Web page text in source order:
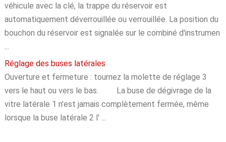
véhicule avec la clé, la trappe du réservoir est
automatiquement déverrouillée ou verrouillée. La position du
bouchon du réservoir est signalée sur le combiné d'instrumen
Réglage des buses latérales
Ouverture et fermeture : tournez la molette de réglage 3
vers le haut ou vers le bas. La buse de dégivrage de la
vitre latérale 1 n'est jamais complètement fermée, même
lorsque la buse latérale 2 l' ...